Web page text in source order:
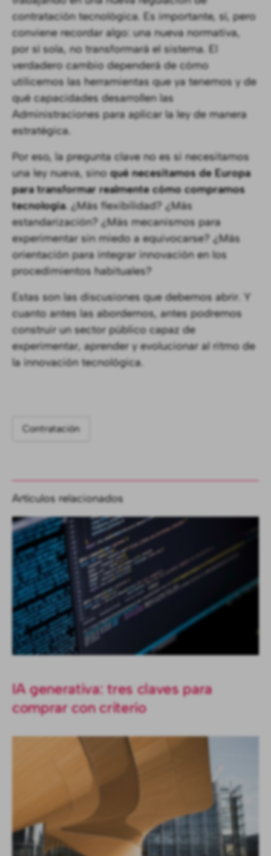
contratación tecnológica. Es importante, sí, pero
conviene recordar algo: una nueva normativa,
por sí sola, no transformará el sistema. El
verdadero cambio dependerá de cómo
utilicemos las herramientas que ya tenemos y de
qué capacidades desarrollen las
Administraciones para aplicar la ley de manera
estratégica.
Por eso, la pregunta clave no es si necesitamos
una ley nueva, sinoqué necesitamos de Europa
para transformar realmente cómo compramos
tecnología. ¿Más flexibilidad? ¿Más
estandarización? ¿Más mecanismos para
experimentar sin miedo a equivocarse? ¿Más
orientación para integrar innovación en los
procedimientos habituales?
Estas son las discusiones que debemos abrir. Y
cuanto antes las abordemos, antes podremos
construir un sector público capaz de
experimentar, aprender y evolucionar al ritmo de
la innovación tecnológica.
Contratación
Artículos relacionados
IA generativa: tres claves para
comprar con criterio